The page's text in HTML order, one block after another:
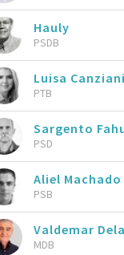
Hauly
PSDB
Luisa
PTB
Sargento
PSD
Aliel Machado
PSB
Valdemar
MDB